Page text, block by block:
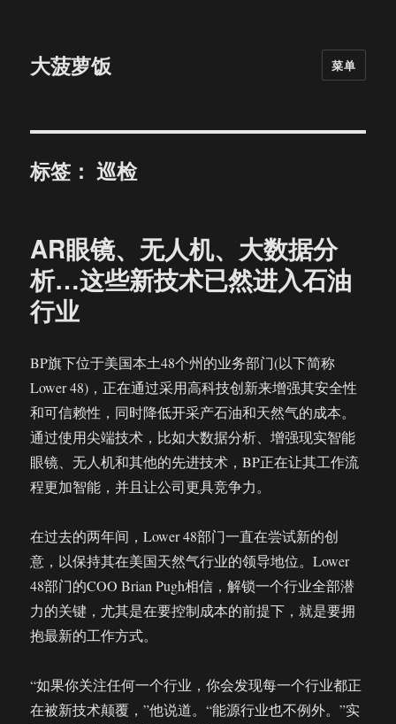
大菠萝饭 菜单
标签：巡检
AR眼镜、无人机、大数据分
析…这些新技术已然进入石油
行业
BP旗下位于美国本土48个州的业务部门(以下简称
Lower 48)，正在通过采用高科技创新来增强其安全性
和可信赖性，同时降低开采产石油和天然气的成本。
通过使用尖端技术，比如大数据分析、增强现实智能
眼镜、无人机和其他的先进技术，BP正在让其工作流
程更加智能，并且让公司更具竞争力。
在过去的两年间，Lower 48部门一直在尝试新的创
意，以保持其在美国天然气行业的领导地位。Lower
48部门的COO Brian Pugh相信，解锁一个行业全部潜
力的关键，尤其是在要控制成本的前提下，就是要拥
抱最新的工作方式。
“如果你关注任何一个行业，你会发现每一个行业都正
在被新技术颠覆，”他说道。“能源行业也不例外。”实